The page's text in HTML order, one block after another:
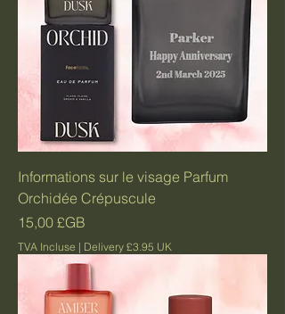
Informations sur le visage Parfum
Orchidée Crépuscule
Prix
15,00 £GB
TVA Incluse | Delivery £3.95 UK